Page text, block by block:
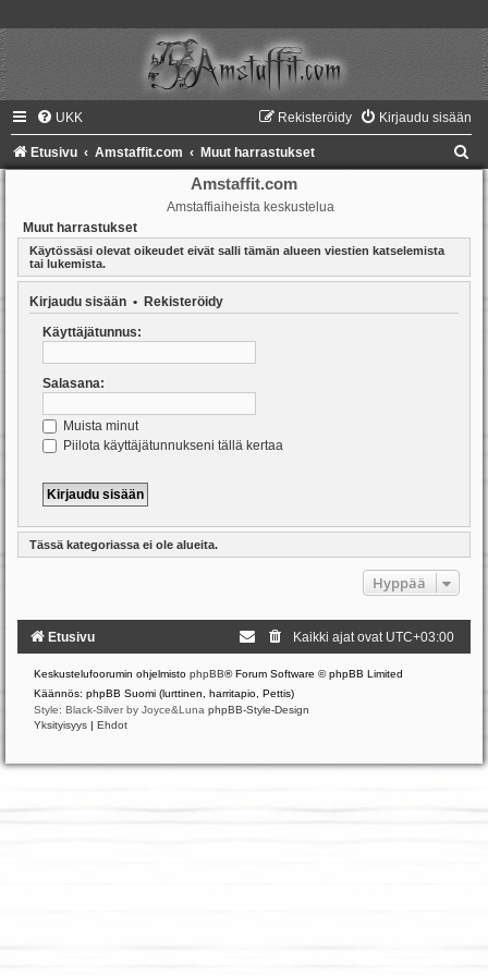
UKK Kirjaudu sisään
Rekisteröidy
Etusivu Amstaffit.com Muut harrastukset
Amstaffit.com
Amstaffiaiheista keskustelua
Muut harrastukset
Käytössäsi olevat oikeudet eivät salli tämän alueen viestien katselemista
tai lukemista.
Kirjaudu sisään • Rekisteröidy
Käyttäjätunnus:
Salasana:
Muista minut
Piilota käyttäjätunnukseni tällä kertaa
Tässä kategoriassa ei ole alueita.
Hyppää
Etusivu Kaikki ajat ovat UTC+03:00
Keskustelufoorumin ohjelmisto phpBB® Forum Software © phpBB Limited
Käännös: phpBB Suomi (lurttinen, harritapio, Pettis)
Style: Black-Silver by Joyce&Luna phpBB-Style-Design
Yksityisyys | Ehdot